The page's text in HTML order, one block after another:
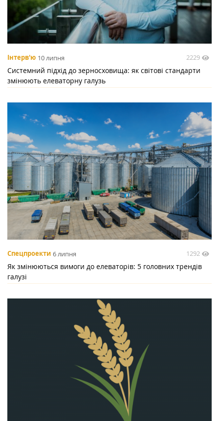
Інтерв'ю 10 липня 2229
Системний підхід до зерносховища: як світові стандарти
змінюють елеваторну галузь
Спецпроекти 6 липня 1292
Як змінюються вимоги до елеваторів: 5 головних трендів
галузі